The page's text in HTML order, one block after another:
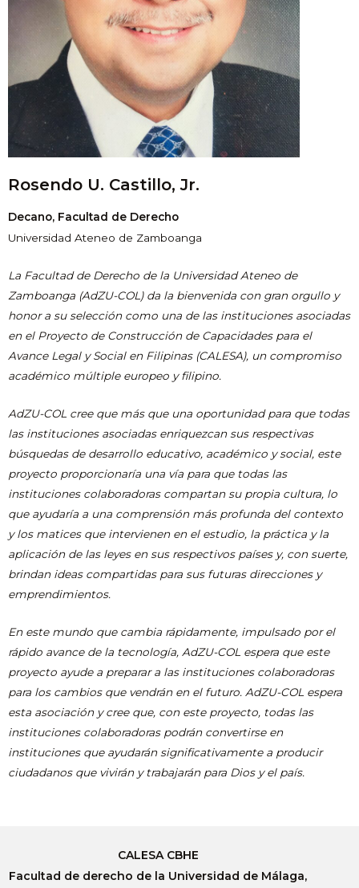
Rosendo U. Castillo, Jr.
Decano, Facultad de Derecho
Universidad Ateneo de Zamboanga
La Facultad de Derecho de la Universidad Ateneo de
Zamboanga (AdZU-COL) da la bienvenida con gran orgullo y
honor a su selección como una de las instituciones asociadas
en el Proyecto de Construcción de Capacidades para el
Avance Legal y Social en Filipinas (CALESA), un compromiso
académico múltiple europeo y filipino.
AdZU-COL cree que más que una oportunidad para que todas
las instituciones asociadas enriquezcan sus respectivas
búsquedas de desarrollo educativo, académico y social, este
proyecto proporcionaría una vía para que todas las
instituciones colaboradoras compartan su propia cultura, lo
que ayudaría a una comprensión más profunda del contexto
y los matices que intervienen en el estudio, la práctica y la
aplicación de las leyes en sus respectivos países y, con suerte,
brindan ideas compartidas para sus futuras direcciones y
emprendimientos.
En este mundo que cambia rápidamente, impulsado por el
rápido avance de la tecnología, AdZU-COL espera que este
proyecto ayude a preparar a las instituciones colaboradoras
para los cambios que vendrán en el futuro. AdZU-COL espera
esta asociación y cree que, con este proyecto, todas las
instituciones colaboradoras podrán convertirse en
instituciones que ayudarán significativamente a producir
ciudadanos que vivirán y trabajarán para Dios y el país.
CALESA CBHE
Facultad de derecho de la Universidad de Málaga,